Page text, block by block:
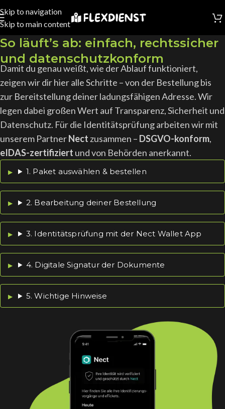
Skip to navigation
Skip to main content
So läuft’s ab: einfach, rechtssicher
und datenschutzkonform
Damit du genau weißt, wie der Ablauf funktioniert,
zeigen wir dir hier alle Schritte – von der Bestellung bis
zur Bereitstellung deiner ladungsfähigen Adresse. Wir
legen dabei großen Wert auf Transparenz, Sicherheit und
Datenschutz. Für die Identitätsprüfung arbeiten wir mit
unserem PartnerNect zusammen – DSGVO-konform,
eIDAS-zertifiziert und von Behörden anerkannt.
1. Paket auswählen & bestellen
2. Bearbeitung deiner Bestellung
3. Identitätsprüfung mit der Nect Wallet App
4. Digitale Signatur der Dokumente
5. Wichtige Hinweise